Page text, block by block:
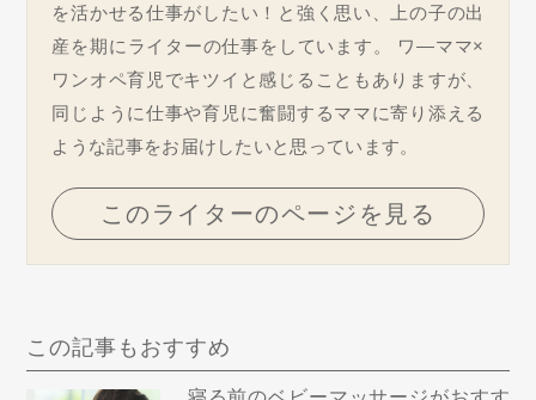
を活かせる仕事がしたい！と強く思い、上の子の出
産を期にライターの仕事をしています。 ワ―ママ×
ワンオペ育児でキツイと感じることもありますが、
同じように仕事や育児に奮闘するママに寄り添える
ような記事をお届けしたいと思っています。
このライターのページを見る
この記事もおすすめ